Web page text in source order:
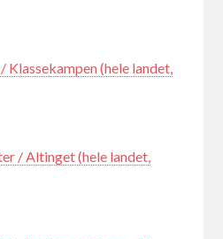
(hele landet,
/ Altinget (hele landet,